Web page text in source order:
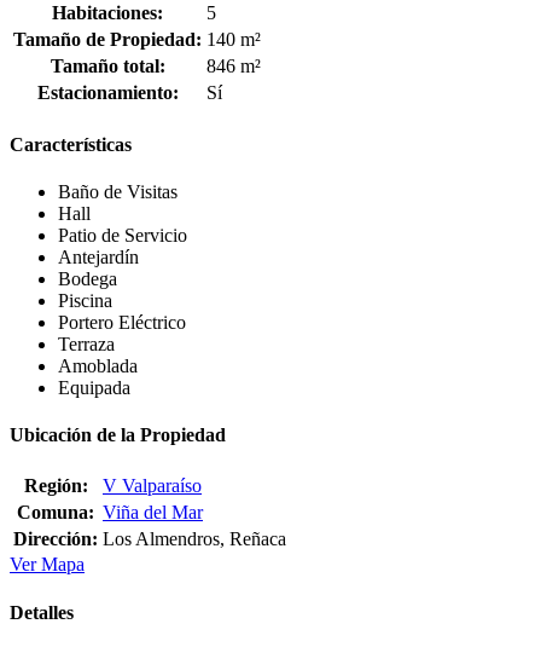
Habitaciones:
5
Tamaño de Propiedad: 140 m²
Tamaño total:
846 m²
Estacionamiento:
Sí
Características
Baño de Visitas
Hall
Patio de Servicio
Antejardín
Bodega
Piscina
Portero Eléctrico
Terraza
Amoblada
Equipada
Ubicación de la Propiedad
Región:
V Valparaíso
Comuna: Viña del Mar
Dirección: Los Almendros, Reñaca
Ver Mapa
Detalles